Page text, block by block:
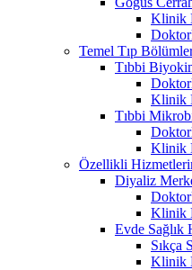
Klinik
Temel Tıp
Tıbbi
Klinik
Tıbbi
Klinik
Özellikli
Diyaliz
Klinik
Evde Sağlık
Sıkça
Klinik